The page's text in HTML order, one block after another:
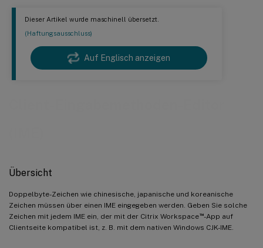
Dieser Artikel wurde maschinell übersetzt.
(Haftungsausschluss)
Auf Englisch anzeigen
Übersicht
Doppelbyte-Zeichen wie chinesische, japanische und koreanische
Zeichen müssen über einen IME eingegeben werden. Geben Sie solche
Zeichen mit jedem IME ein, der mit der Citrix Workspace™-App auf
Clientseite kompatibel ist, z. B. mit dem nativen Windows CJK-IME.